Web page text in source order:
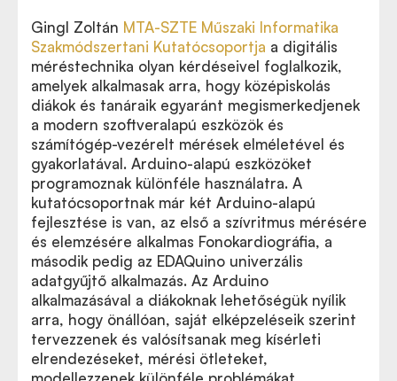
Gingl Zoltán MTA-SZTE Műszaki Informatika
Szakmódszertani Kutatócsoportja a digitális
méréstechnika olyan kérdéseivel foglalkozik,
amelyek alkalmasak arra, hogy középiskolás
diákok és tanáraik egyaránt megismerkedjenek
a modern szoftveralapú eszközök és
számítógép-vezérelt mérések elméletével és
gyakorlatával. Arduino-alapú eszközöket
programoznak különféle használatra. A
kutatócsoportnak már két Arduino-alapú
fejlesztése is van, az első a szívritmus mérésére
és elemzésére alkalmas Fonokardiográfia, a
második pedig az EDAQuino univerzális
adatgyűjtő alkalmazás. Az Arduino
alkalmazásával a diákoknak lehetőségük nyílik
arra, hogy önállóan, saját elképzeléseik szerint
tervezzenek és valósítsanak meg kísérleti
elrendezéseket, mérési ötleteket,